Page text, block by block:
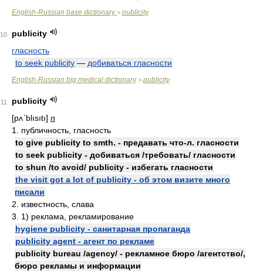
English-Russian base dictionary> publicity
10
publicity
гласность
to seek publicity — добиваться гласности
English-Russian big medical dictionary> publicity
11
publicity
[pʌʹblısıtı] n
1. публичность, гласность
to give publicity to smth. - предавать что-л. гласности
to seek publicity - добиваться /требовать/ гласности
to shun /to avoid/ publicity - избегать гласности
the visit got a lot of publicity - об этом визите много
писали
2. известность, слава
3. 1) реклама, рекламирование
hygiene publicity - санитарная пропаганда
publicity agent - агент по рекламе
publicity bureau /agency/ - рекламное бюро /агентство/,
бюро рекламы и информации